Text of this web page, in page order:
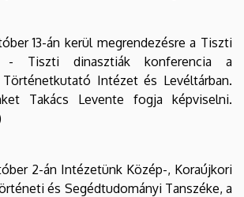
13-án kerül megrendezésre a Tiszti
- Tiszti dinasztiák konferencia a
Történetkutató Intézet és Levéltárban.
Takács Levente fogja képviselni.
2-án Intézetünk Közép-, Koraújkori
és Segédtudományi Tanszéke, a